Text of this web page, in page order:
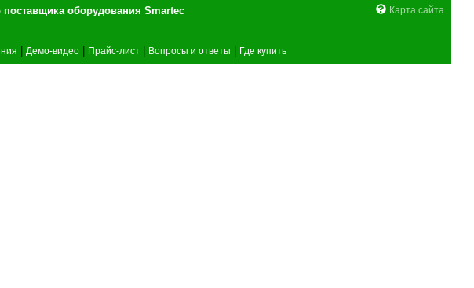
поставщика оборудования Smartec Карта сайта
Демо-видео Прайс-лист Вопросы и ответы Где купить